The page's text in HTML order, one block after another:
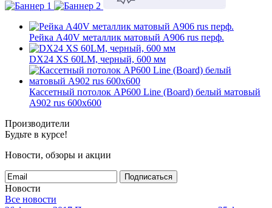
Рейка A40V металлик матовый А906 rus перф.
DX24 XS 60LM, черный, 600 мм
Кассетный потолок AP600 Line (Board) белый матовый
А902 rus 600x600
Производители
Будьте в курсе!
Новости, обзоры и акции
Подписаться
Новости
Все новости